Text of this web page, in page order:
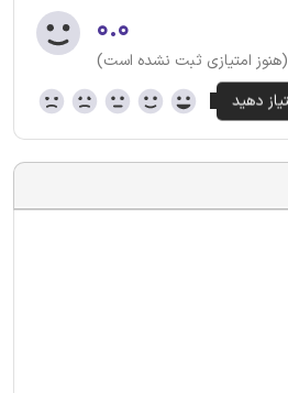
۰.۰
(هنوز امتیازی ثبت نشده است)